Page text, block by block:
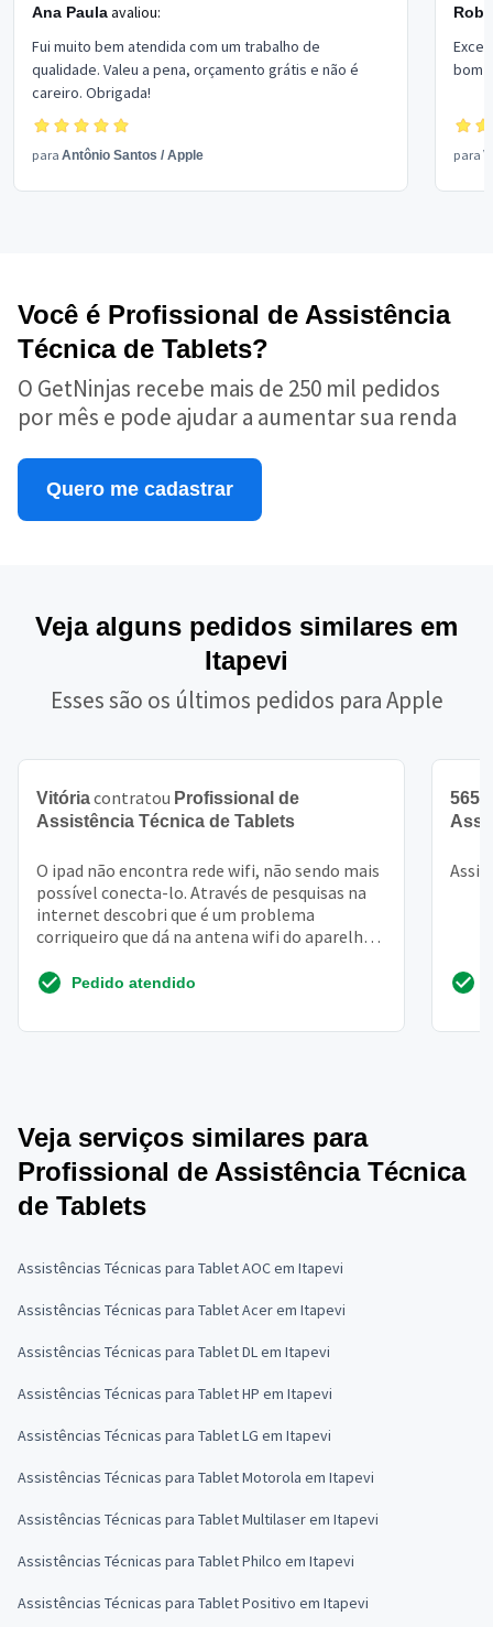
Ana Paulaavaliou:
Fui muito bem atendida com um trabalho de
qualidade. Valeu a pena, orçamento grátis e não é
careiro. Obrigada!
para Antônio Santos / Apple
bom
para
Você é Profissional de Assistência
Técnica de Tablets?
O GetNinjas recebe mais de 250 mil pedidos
por mês e pode ajudar a aumentar sua renda
Quero me cadastrar
Veja alguns pedidos similares em
Itapevi
Esses são os últimos pedidos para Apple
Vitóriacontratou Profissional de
Assistência Técnica de Tablets
O ipad não encontra rede wifi, não sendo mais
possível conecta-lo. Através de pesquisas na
internet descobri que é um problema
corriqueiro que dá na antena wifi do aparelho.
Pedido atendido
Veja serviços similares para
Profissional de Assistência Técnica
de Tablets
Assistências Técnicas para Tablet AOC em Itapevi
Assistências Técnicas para Tablet Acer em Itapevi
Assistências Técnicas para Tablet DL em Itapevi
Assistências Técnicas para Tablet HP em Itapevi
Assistências Técnicas para Tablet LG em Itapevi
Assistências Técnicas para Tablet Motorola em Itapevi
Assistências Técnicas para Tablet Multilaser em Itapevi
Assistências Técnicas para Tablet Philco em Itapevi
Assistências Técnicas para Tablet Positivo em Itapevi